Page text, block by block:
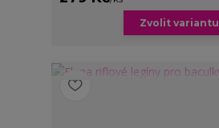
Zvolit variantu